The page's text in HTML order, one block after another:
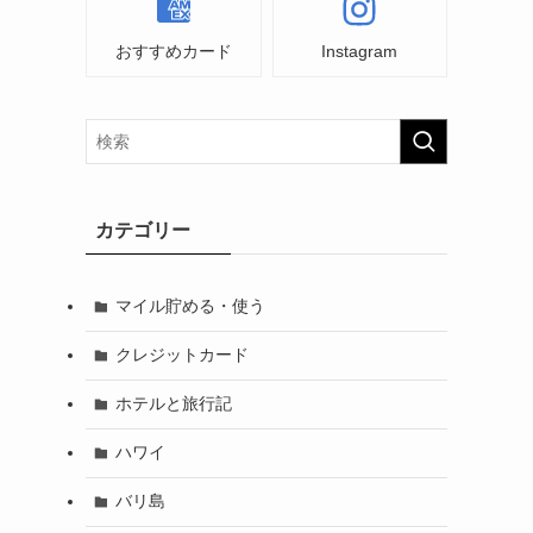
おすすめカード Instagram
カテゴリー
マイル貯める・使う
クレジットカード
ホテルと旅行記
ハワイ
バリ島